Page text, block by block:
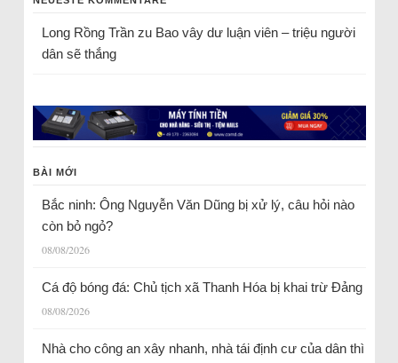
Long Rồng Trầnzu Bao vây dư luận viên – triệu người
dân sẽ thắng
BÀI MỚI
Bắc ninh: Ông Nguyễn Văn Dũng bị xử lý, câu hỏi nào
còn bỏ ngỏ?
08/08/2026
Cá độ bóng đá: Chủ tịch xã Thanh Hóa bị khai trừ Đảng
08/08/2026
Nhà cho công an xây nhanh, nhà tái định cư của dân thì